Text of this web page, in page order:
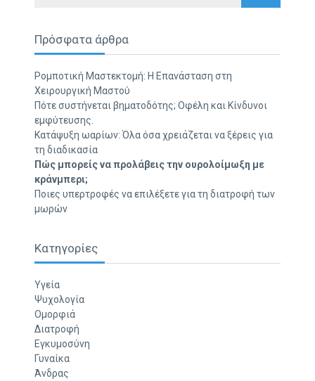
Πρόσφατα άρθρα
Ρομποτική Μαστεκτομή: Η Επανάσταση στη
Χειρουργική Μαστού
Πότε συστήνεται βηματοδότης; Οφέλη και Κίνδυνοι
εμφύτευσης.
Κατάψυξη ωαρίων: Όλα όσα χρειάζεται να ξέρεις για
τη διαδικασία
Πώς μπορείς να προλάβεις την ουρολοίμωξη με
κράνμπερι;
Ποιες υπερτροφές να επιλέξετε για τη διατροφή των
μωρών
Κατηγορίες
Υγεία
Ψυχολογία
Ομορφιά
Διατροφή
Εγκυμοσύνη
Γυναίκα
Άνδρας